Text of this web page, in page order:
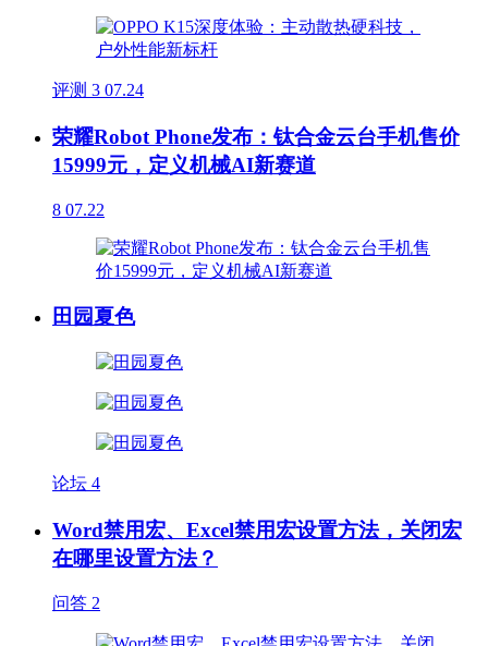
评测 3 07.24
荣耀Robot Phone发布：钛合金云台手机售价
15999元，定义机械AI新赛道
8 07.22
田园夏色
论坛 4
Word禁用宏、Excel禁用宏设置方法，关闭宏
在哪里设置方法？
问答 2